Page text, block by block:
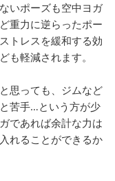
いポーズも空中ヨガ
重力に逆らったポー
トレスを緩和する効
も軽減されます。
思っても、ジムなど
苦手…という方が少
であれば余計な力は
れることができるか